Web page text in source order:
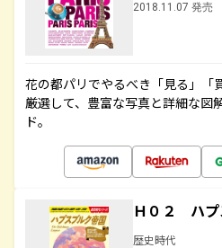
2018.11.07 発売
花の都パリでやるべき「見る」「
厳選して、豊富な写真と詳細な図
ド。
Ｈ０２ ハプ
歴史時代